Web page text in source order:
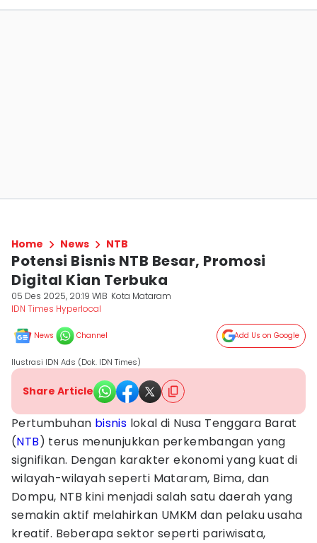
Home News NTB
Potensi Bisnis NTB Besar, Promosi
Digital Kian Terbuka
05 Des 2025, 20:19 WIB Kota Mataram
IDN Times Hyperlocal
News Channel Add Us on Google
Ilustrasi IDN Ads (Dok. IDN Times)
Share Article
Pertumbuhan bisnis lokal di Nusa Tenggara Barat
(NTB) terus menunjukkan perkembangan yang
signifikan. Dengan karakter ekonomi yang kuat di
wilayah-wilayah seperti Mataram, Bima, dan
Dompu, NTB kini menjadi salah satu daerah yang
semakin aktif melahirkan UMKM dan pelaku usaha
kreatif. Beberapa sektor seperti pariwisata,